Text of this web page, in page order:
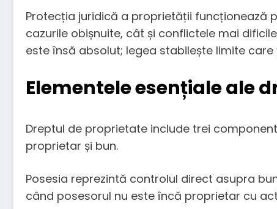
Protecția juridică a proprietății funcționează
cazurile obișnuite, cât și conflictele mai
este însă absolut; legea stabilește limite
Elementele esențiale ale
Dreptul de proprietate include trei
proprietar și bun.
Posesia reprezintă controlul direct asupra
când posesorul nu este încă proprietar cu